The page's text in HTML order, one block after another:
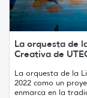
La orquesta de
Creativa de
La orquesta de la
2022 como un
enmarca en la